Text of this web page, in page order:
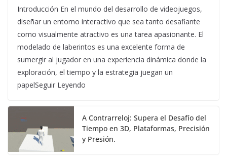
Introducción En el mundo del desarrollo de videojuegos,
diseñar un entorno interactivo que sea tanto desafiante
como visualmente atractivo es una tarea apasionante. El
modelado de laberintos es una excelente forma de
sumergir al jugador en una experiencia dinámica donde la
exploración, el tiempo y la estrategia juegan un
papelSeguir Leyendo
A Contrarreloj: Supera el Desafío del
Tiempo en 3D, Plataformas, Precisión
y Presión.